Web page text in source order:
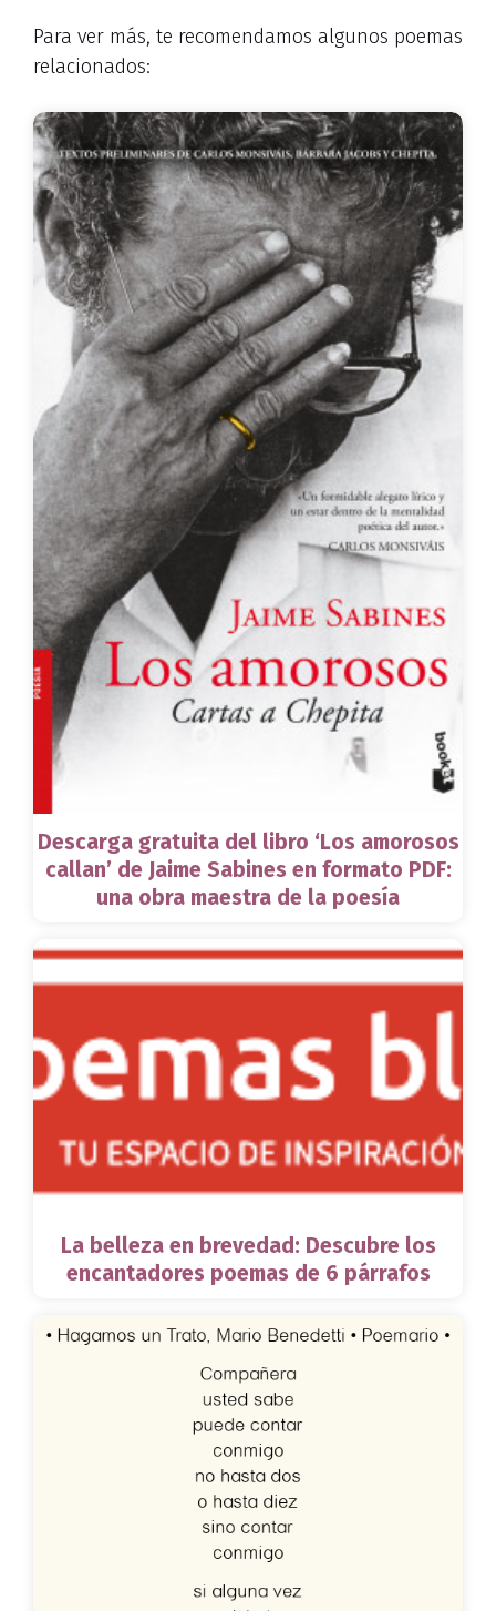
Para ver más, te recomendamos algunos poemas
relacionados:
Descarga gratuita del libro ‘Los amorosos
callan’ de Jaime Sabines en formato PDF:
una obra maestra de la poesía
La belleza en brevedad: Descubre los
encantadores poemas de 6 párrafos